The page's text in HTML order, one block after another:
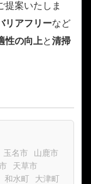
提案いたしま
リアフリーなど
性の向上と清掃
玉名市
山鹿市
天草市
和水町
大津町